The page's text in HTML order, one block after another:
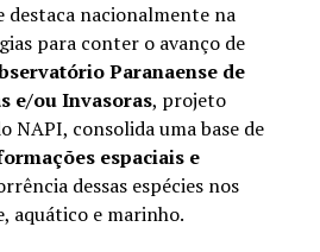
destaca nacionalmente na
para conter o avanço de
Paranaense de
e/ou Invasoras, projeto
NAPI, consolida uma base de
espaciais e
dessas espécies nos
aquático e marinho.